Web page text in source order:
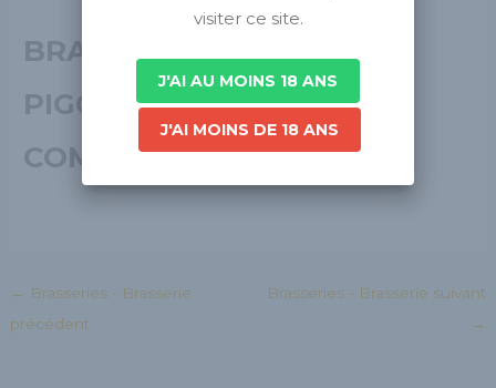
BRASSERIE THE
PIGGY BREWING
COMPANY
← Brasseries - Brasserie
précédent
Brasseries - Brasserie suivant
→
visiter ce site.
J'AI AU MOINS 18 ANS
J'AI MOINS DE 18 ANS